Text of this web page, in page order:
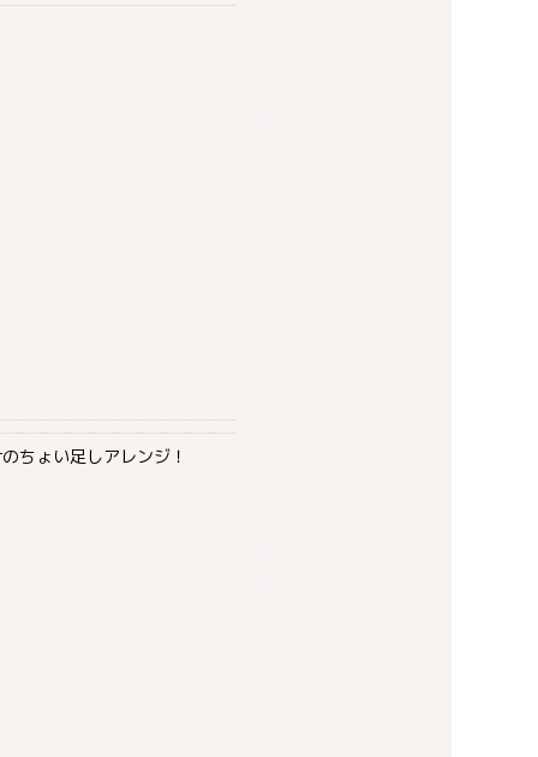
ちょい足しアレンジ！